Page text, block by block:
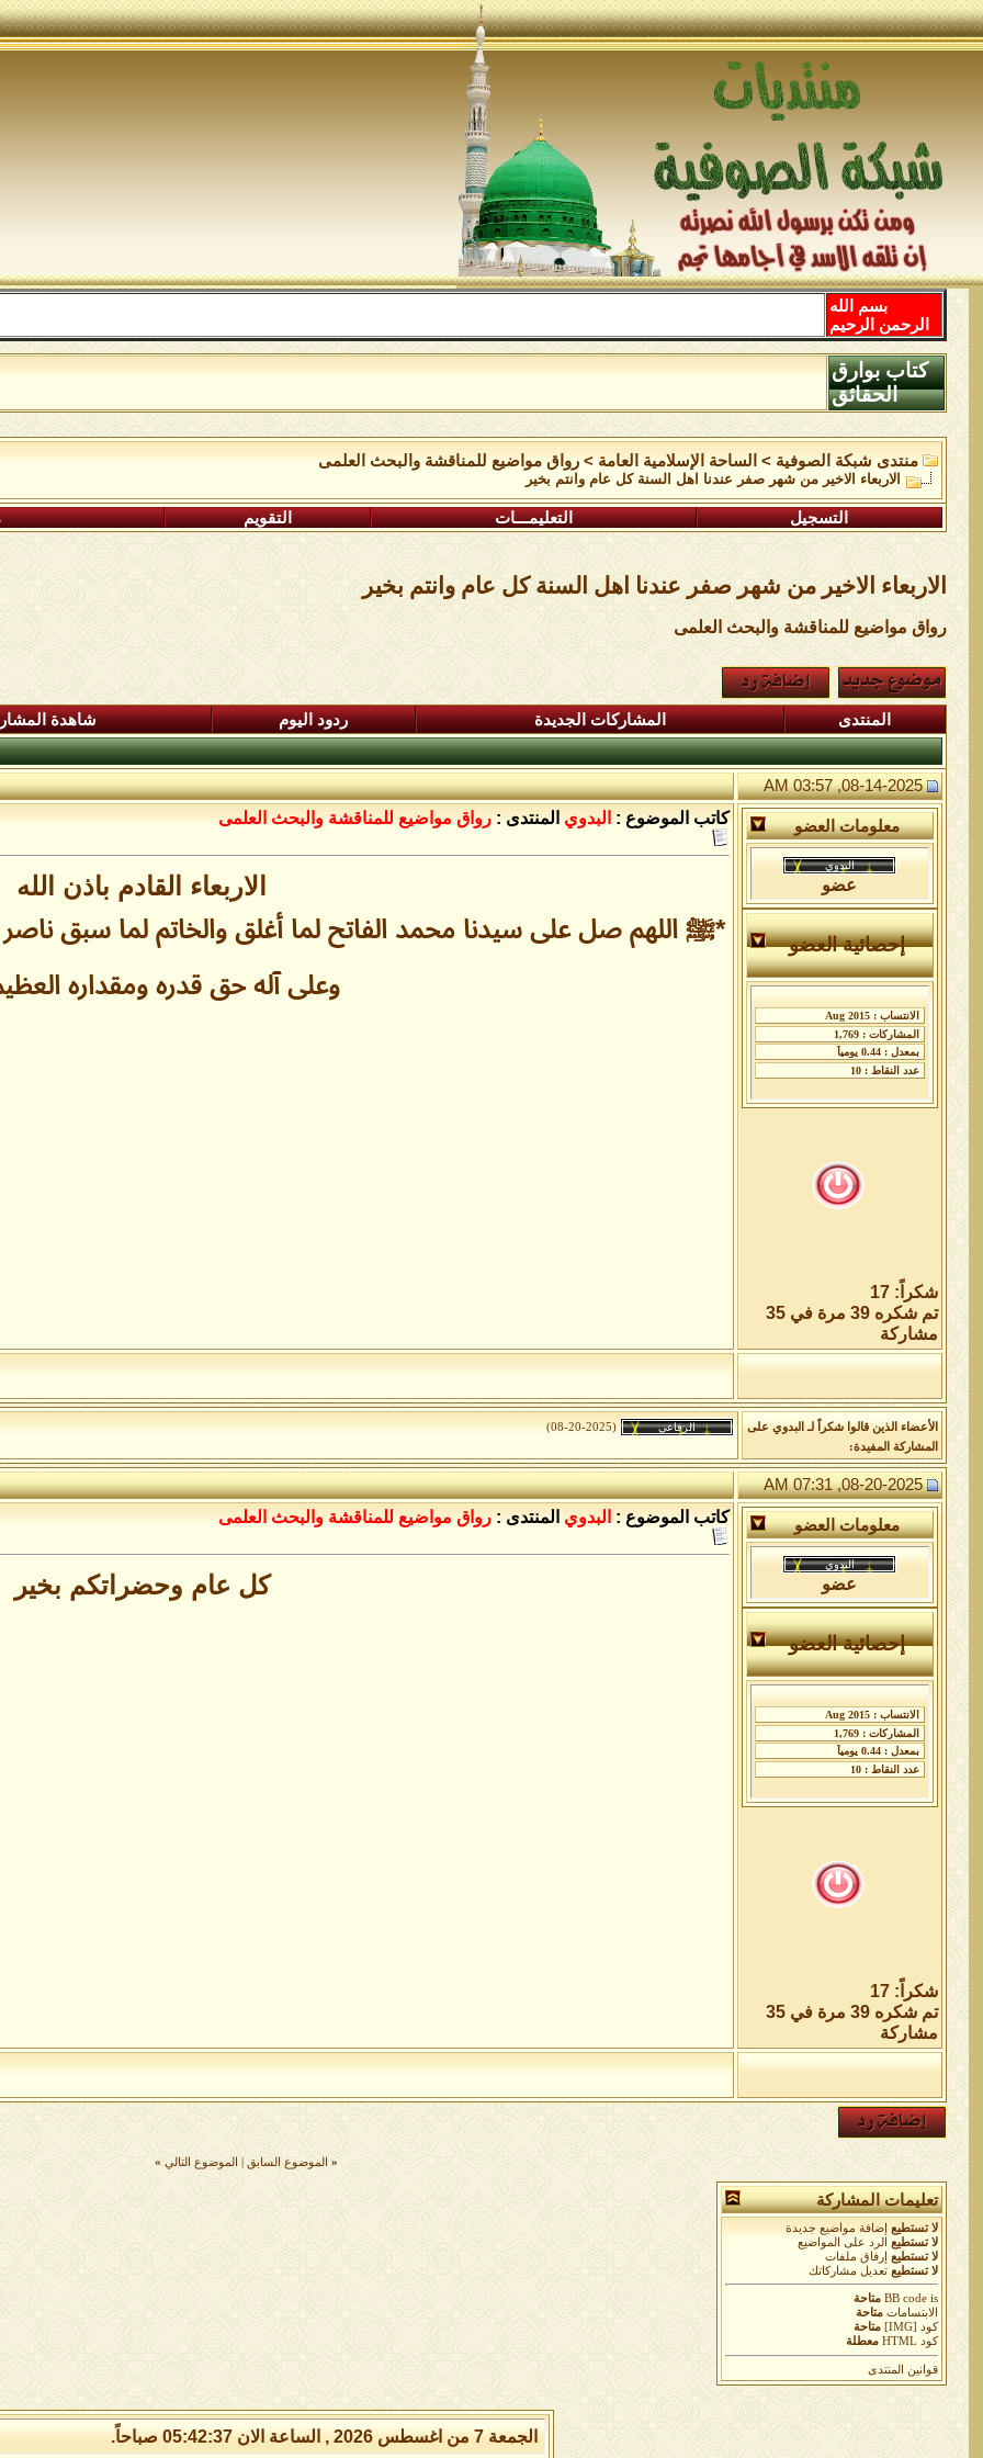
بسم الله
الرحمن الرحيم
كتاب بوارق
الحقائق
منتدى شبكة الصوفية > الساحة اﻹسلامية العامة >رواق مواضيع للمناقشة والبحث العلمى
الاربعاء الاخير من شهر صفر عندنا اهل السنة كل عام وانتم بخير
التسجيل التعليمـــات التقويم
الاربعاء الاخير من شهر صفر عندنا اهل السنة كل عام وانتم بخير
رواق مواضيع للمناقشة والبحث العلمى
المنتدى المشاركات الجديدة ردود اليوم شاهدة
08-14-2025, 03:57 AM
معلومات العضو
عضو
إحصائية العضو
شكراً: 17
تم شكره 39 مرة في 35
مشاركة
كاتب الموضوع : البدوي المنتدى : رواق مواضيع للمناقشة والبحث العلمى
الاربعاء القادم باذن الله
*ﷺ اللهم صل على سيدنا محمد الفاتح لما أغلق والخاتم لما سبق
وعلى آله حق قدره ومقداره
الأعضاء الذين قالوا شكراً لـ البدوي على
المشاركة المفيدة:
(08-20-2025)
08-20-2025, 07:31 AM
معلومات العضو
عضو
إحصائية العضو
شكراً: 17
تم شكره 39 مرة في 35
مشاركة
كاتب الموضوع : البدوي المنتدى : رواق مواضيع للمناقشة والبحث العلمى
كل عام وحضراتكم بخير
« الموضوع السابق الموضوع التالي »
تعليمات المشاركة
لا تستطيع
إضافة مواضيع جديدة
لا تستطيع
الرد على المواضيع
لا تستطيع
إرفاق ملفات
لا تستطيع تعديل مشاركاتك
BB codeis
متاحة
الابتسامات متاحة
كود [IMG]
متاحة
كود HTML
معطلة
قوانين المنتدى
الجمعة 7 من اغسطس 2026 , الساعة الان 05:42:37 صباحاً.